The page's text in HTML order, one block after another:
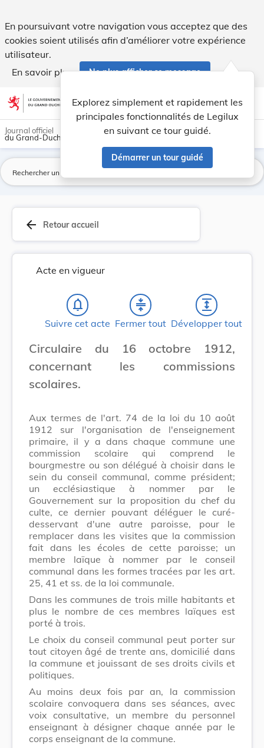
En poursuivant votre navigation vous acceptez que des
cookies soient utilisés afin d’améliorer votre expérience
utilisateur.
En savoir plus
Ne plus afficher ce message
Aller au contenu account_circle help Aide
Explorez simplement et rapidement les
principales fonctionnalités de Legilux
en suivant ce tour guidé.
Démarrer un tour guidé
light_mode dark_mode
Journal officiel
du Grand-Duché de Luxembourg
arrow_back Retour accueil
Acte en vigueur
notifications_none
Suivre cet acte
compress
Fermer tout
expand
Développer tout
Circulaire du 16 octobre 1912,
concernant les commissions
scolaires.
Aux termes de l'art. 74 de la loi du 10 août
1912 sur l'organisation de l'enseignement
primaire, il y a dans chaque commune une
commission scolaire qui comprend le
bourgmestre ou son délégué à choisir dans le
sein du conseil communal, comme président;
un ecclésiastique à nommer par le
Gouvernement sur la proposition du chef du
culte, ce dernier pouvant déléguer le curé-
desservant d'une autre paroisse, pour le
remplacer dans les visites que la commission
fait dans les écoles de cette paroisse; un
membre laïque à nommer par le conseil
communal dans les formes tracées par les art.
25, 41 et ss. de la loi communale.
Dans les communes de trois mille habitants et
plus le nombre de ces membres laïques est
porté à trois.
Le choix du conseil communal peut porter sur
tout citoyen âgé de trente ans, domicilié dans
la commune et jouissant de ses droits civils et
politiques.
Au moins deux fois par an, la commission
scolaire convoquera dans ses séances, avec
voix consultative, un membre du personnel
enseignant à désigner chaque année par le
corps enseignant de la commune.